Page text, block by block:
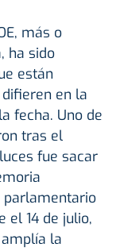
más o
ha sido
están
en la
fecha. Uno de
tras el
fue sacar
el 14 de julio,
la